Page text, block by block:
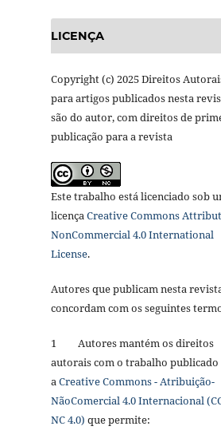
LICENÇA
Copyright (c) 2025 Direitos
para artigos publicados nesta
são do autor, com direitos de
publicação para a revista
Este trabalho está licenciado sob
licençaCreative Commons
NonCommercial 4.0 International
License.
Autores que publicam nesta
concordam com os seguintes
1 Autores mantém os direitos
autorais com o trabalho publicado
aCreative Commons - Atribuição-
NãoComercial 4.0 Internacional
NC 4.0) que permite: